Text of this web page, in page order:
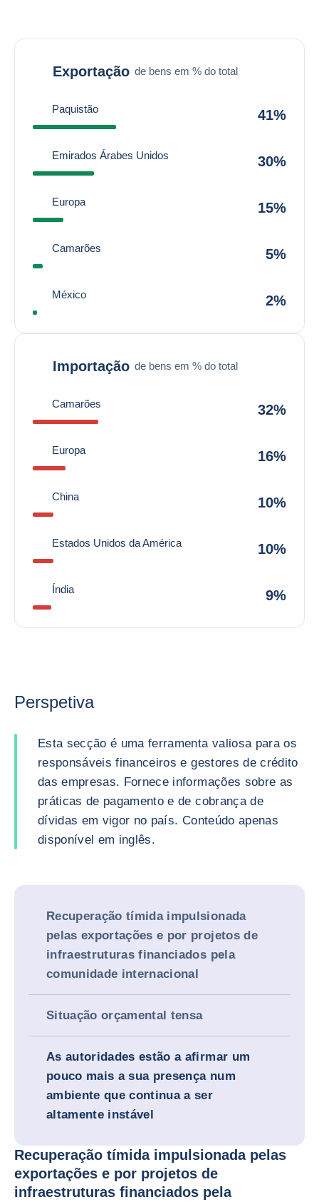
Exportação de bens em % do total
Paquistão 41%
Emirados Árabes Unidos 30%
Europa 15%
Camarões 5%
México 2%
Importação de bens em % do total
Camarões 32%
Europa 16%
China 10%
Estados Unidos da América 10%
Índia 9%
Perspetiva
Esta secção é uma ferramenta valiosa para os
responsáveis financeiros e gestores de crédito
das empresas. Fornece informações sobre as
práticas de pagamento e de cobrança de
dívidas em vigor no país. Conteúdo apenas
disponível em inglês.
Recuperação tímida impulsionada
pelas exportações e por projetos de
infraestruturas financiados pela
comunidade internacional
Situação orçamental tensa
As autoridades estão a afirmar um
pouco mais a sua presença num
ambiente que continua a ser
altamente instável
Recuperação tímida impulsionada pelas
exportações e por projetos de
infraestruturas financiados pela